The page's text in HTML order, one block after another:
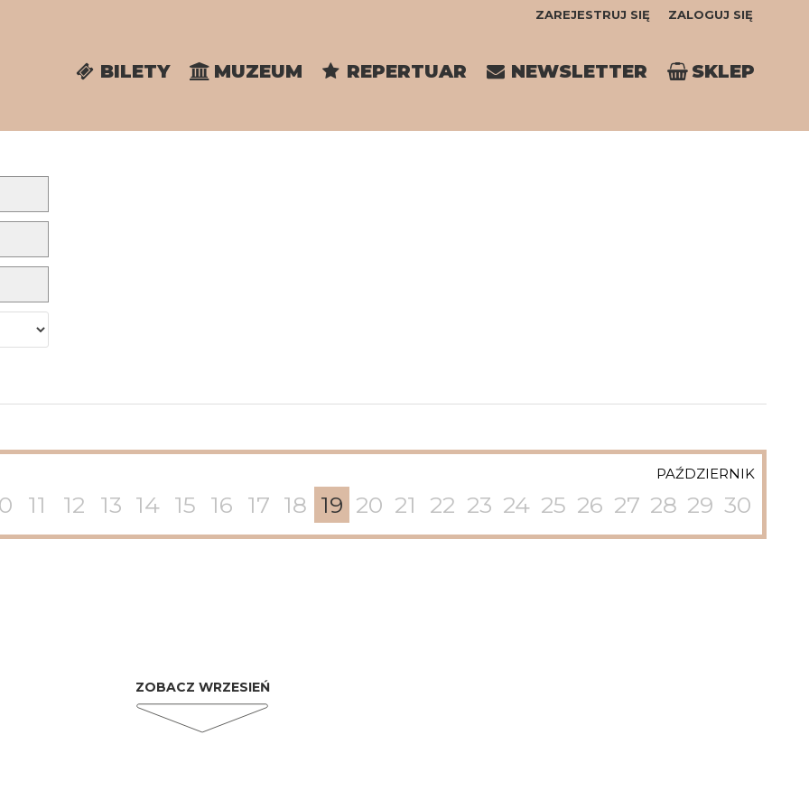
ZAREJESTRUJ SIĘ ZALOGUJ SIĘ
0,00
BILETY MUZEUM REPERTUAR NEWSLETTER SKLEP
PAŹDZIERNIK
11 12 13 14 15 16 17 18 19 20 21 22 23 24 25 26 27 28 29 30
ZOBACZ WRZESIEŃ